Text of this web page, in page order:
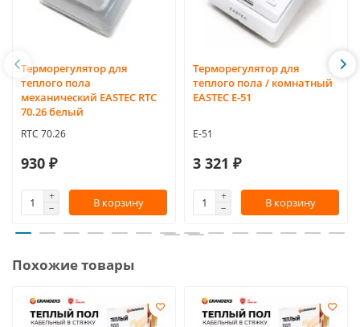
Терморегулятор для
теплого пола
механический EASTEC RTC
70.26 белый
RTC 70.26
930 ₽
В корзину
Терморегулятор для
теплого пола / комнатный
EASTEC Е-51
E-51
3 321 ₽
В корзину
Похожие товары